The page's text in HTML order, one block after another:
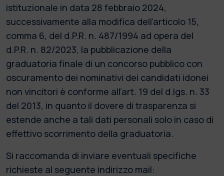
istituzionale in data 28 febbraio 2024,
successivamente alla modifica dell’articolo 15,
comma 6, del d.P.R. n. 487/1994 ad opera del
d.P.R. n. 82/2023, la pubblicazione della
graduatoria finale di un concorso pubblico con
oscuramento dei nominativi dei candidati idonei
non vincitori è conforme all’art. 19 del d.lgs. n. 33
del 2013, in quanto il dovere di trasparenza si
estende anche a tali dati personali solo in caso di
effettivo scorrimento della graduatoria.
Si raccomanda di inviare eventuali specifiche
richieste al seguente indirizzo mail: